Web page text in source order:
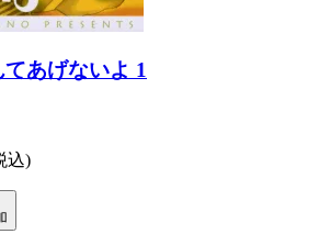
あげないよ 1
込)